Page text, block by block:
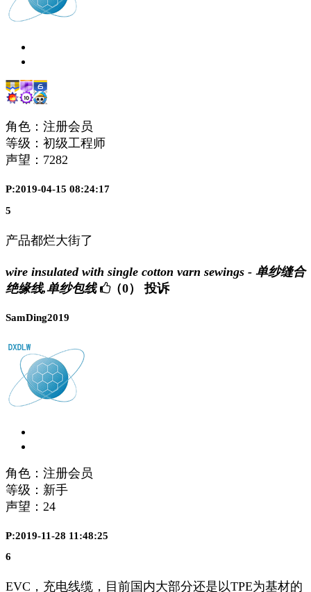
角色：注册会员
等级：初级工程师
声望： 7282
P:2019-04-15 08:24:17
5
产品都烂大街了
wire insulated with single cotton varn sewings - 单纱缝合
绝缘线,单纱包线
（0） 投诉
SamDing2019
角色：注册会员
等级：新手
声望： 24
P:2019-11-28 11:48:25
6
EVC，充电线缆，目前国内大部分还是以TPE为基材的